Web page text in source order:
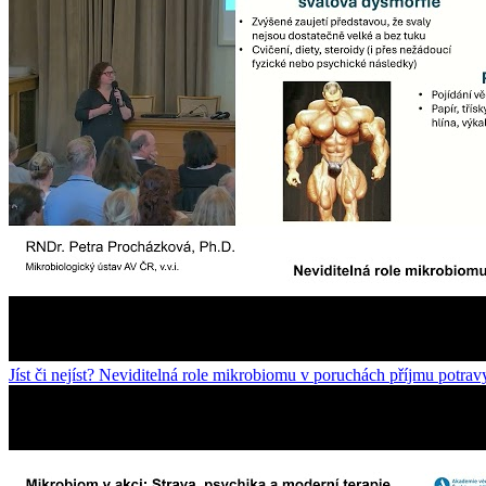
Jíst či nejíst? Neviditelná role mikrobiomu v poruchách příjmu